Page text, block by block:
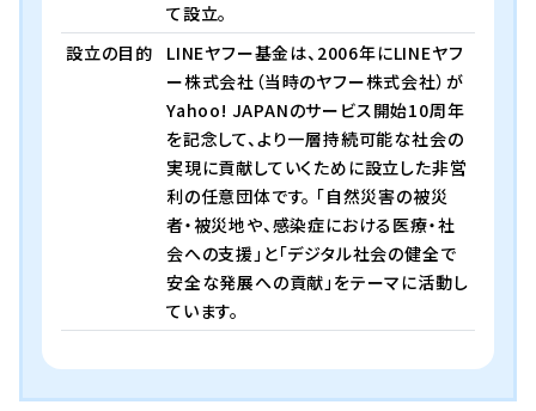
て設立。
設立の目的
LINEヤフー基金は、2006年にLINEヤフ
ー株式会社（当時のヤフー株式会社）が
Yahoo! JAPANのサービス開始10周年
を記念して、より一層持続可能な社会の
実現に貢献していくために設立した非営
利の任意団体です。 「自然災害の被災
者・被災地や、感染症における医療・社
会への支援」と「デジタル社会の健全で
安全な発展への貢献」をテーマに活動し
ています。